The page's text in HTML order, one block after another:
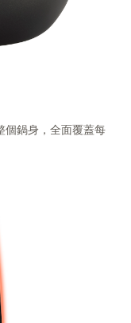
個鍋身，全面覆蓋每